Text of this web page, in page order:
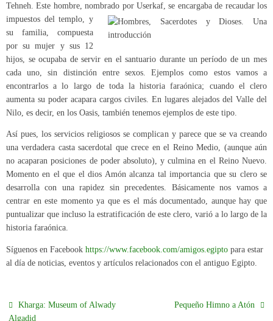
Tehneh. Este hombre, nombrado por Userkaf, se encargaba de recaudar los
impuestos del templo, y
su familia, compuesta
por su mujer y sus 12
hijos, se ocupaba de servir en el santuario durante un período de un mes
cada uno, sin distinción entre sexos. Ejemplos como estos vamos a
encontrarlos a lo largo de toda la historia faraónica; cuando el clero
aumenta su poder acapara cargos civiles. En lugares alejados del Valle del
Nilo, es decir, en los Oasis, también tenemos ejemplos de este tipo.
Así pues, los servicios religiosos se complican y parece que se va creando
una verdadera casta sacerdotal que crece en el Reino Medio, (aunque aún
no acaparan posiciones de poder absoluto), y culmina en el Reino Nuevo.
Momento en el que el dios Amón alcanza tal importancia que su clero se
desarrolla con una rapidez sin precedentes. Básicamente nos vamos a
centrar en este momento ya que es el más documentado, aunque hay que
puntualizar que incluso la estratificación de este clero, varió a lo largo de la
historia faraónica.
Síguenos en Facebook https://www.facebook.com/amigos.egipto para estar
al día de noticias, eventos y artículos relacionados con el antiguo Egipto.
Kharga: Museum of Alwady
Algadid
Pequeño Himno a Atón